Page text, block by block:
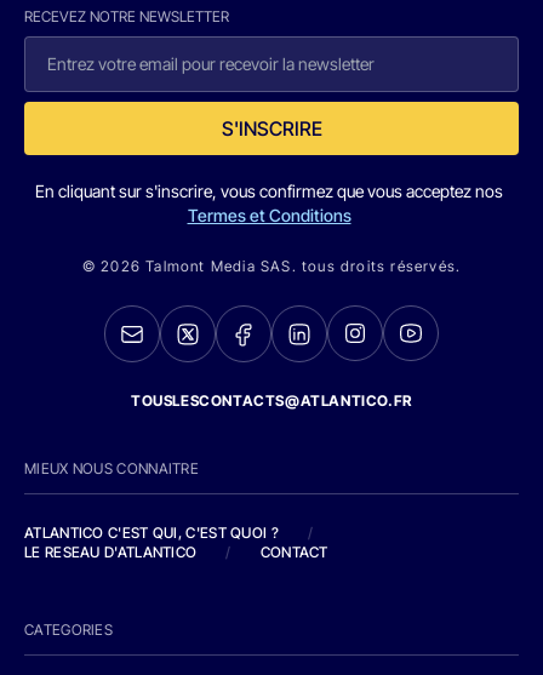
RECEVEZ NOTRE NEWSLETTER
S'INSCRIRE
En cliquant sur s'inscrire, vous confirmez que vous acceptez nos
Termes et Conditions
© 2026 Talmont Media SAS. tous droits réservés.
TOUSLESCONTACTS@ATLANTICO.FR
MIEUX NOUS CONNAITRE
ATLANTICO C'EST QUI, C'EST QUOI ?
/
LE RESEAU D'ATLANTICO
/ CONTACT
CATEGORIES